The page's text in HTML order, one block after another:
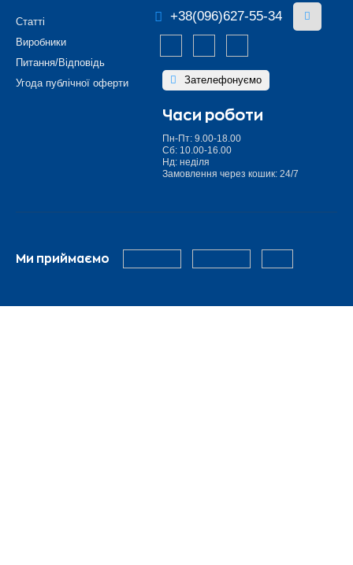
Статті
Виробники
Питання/Відповідь
Угода публічної оферти
+38(096)627-55-34
Зателефонуємо
Часи роботи
Пн-Пт: 9.00-18.00
Сб: 10.00-16.00
Нд: неділя
Замовлення через кошик: 24/7
Ми приймаємо